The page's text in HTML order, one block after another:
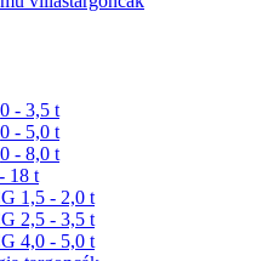
- 3,5 t
- 5,0 t
- 8,0 t
18 t
1,5 - 2,0 t
2,5 - 3,5 t
4,0 - 5,0 t